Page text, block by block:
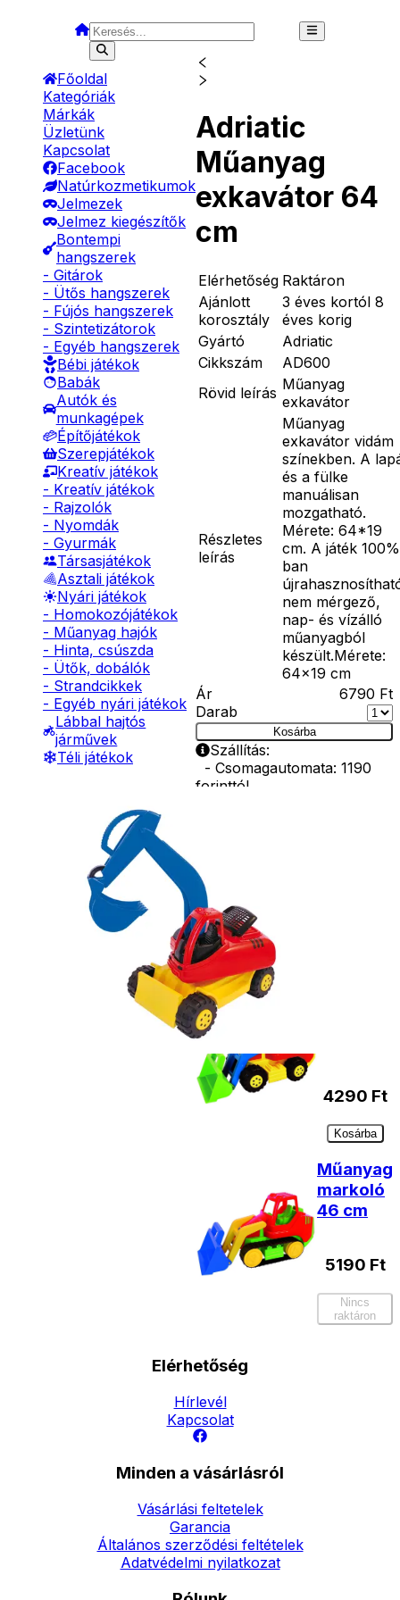
Főoldal
Kategóriák
Márkák
Üzletünk
Kapcsolat
Facebook
Natúrkozmetikumok
Jelmezek
Jelmez kiegészítők
Bontempi
hangszerek
- Gitárok
- Ütős hangszerek
- Fújós hangszerek
- Szintetizátorok
- Egyéb hangszerek
Bébi játékok
Babák
Autók és
munkagépek
Építőjátékok
Szerepjátékok
Kreatív játékok
- Kreatív játékok
- Rajzolók
- Nyomdák
- Gyurmák
Társasjátékok
Asztali játékok
Nyári játékok
- Homokozójátékok
- Műanyag hajók
- Hinta, csúszda
- Ütők, dobálók
- Strandcikkek
- Egyéb nyári játékok
Lábbal hajtós
járművek
Téli játékok
Adriatic
Műanyag
exkavátor 64
cm
Elérhetőség Raktáron
Ajánlott
korosztály
3 éves kortól 8
éves korig
Gyártó
Adriatic
Cikkszám
AD600
Rövid leírás Műanyag
exkavátor
Részletes
leírás
Műanyag
exkavátor vidám
színekben. A
és a fülke
manuálisan
mozgatható.
Mérete: 64*19
cm. A játék
ban
nem mérgező,
nap- és vízálló
műanyagból
készült.Mérete:
64×19 cm
Ár
6790 Ft
Darab
Kosárba
Szállítás:
- Csomagautomata: 1190
forinttól
Kiegészítő
termékek
4290 Ft
Kosárba
Műanyag
markoló
46 cm
5190 Ft
Nincs
raktáron
Elérhetőség
Hírlevél
Kapcsolat
Minden a vásárlásról
Vásárlási feltetelek
Garancia
Általános szerződési feltételek
Adatvédelmi nyilatkozat